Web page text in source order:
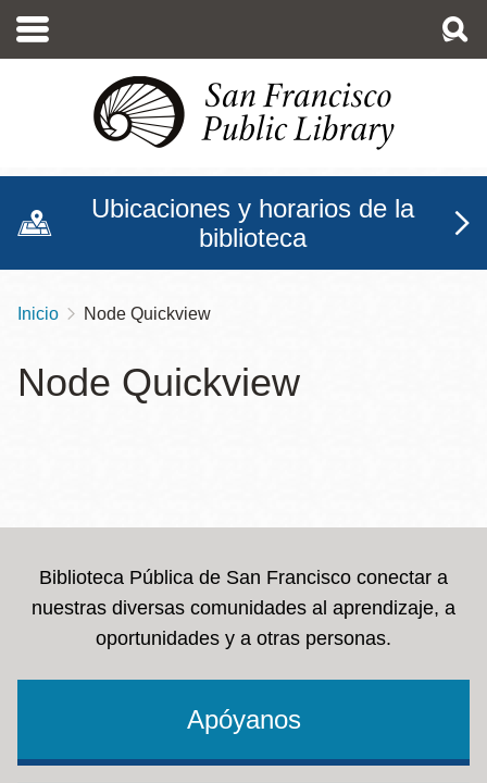
contenido
Ubicaciones y horarios de la
biblioteca
Sobrescribir
de
navegación
Inicio Node Quickview
Node Quickview
Biblioteca Pública de San Francisco conectar a
nuestras diversas comunidades al aprendizaje, a
oportunidades y a otras personas.
Apóyanos